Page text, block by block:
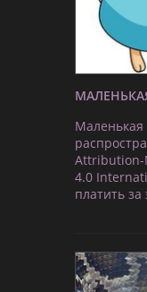
Маленькая
Attribution-
4.0
платить за